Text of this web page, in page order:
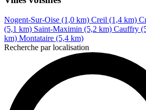
Nogent-Sur-Oise (1,0 km) Creil (1,4 km)
(5,1 km) Saint-Maximin (5,2 km) Cauffry
km) Montataire (5,4 km)
Recherche par localisation